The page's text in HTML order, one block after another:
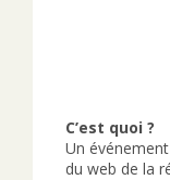
C’est quoi ?
Un
du web de la